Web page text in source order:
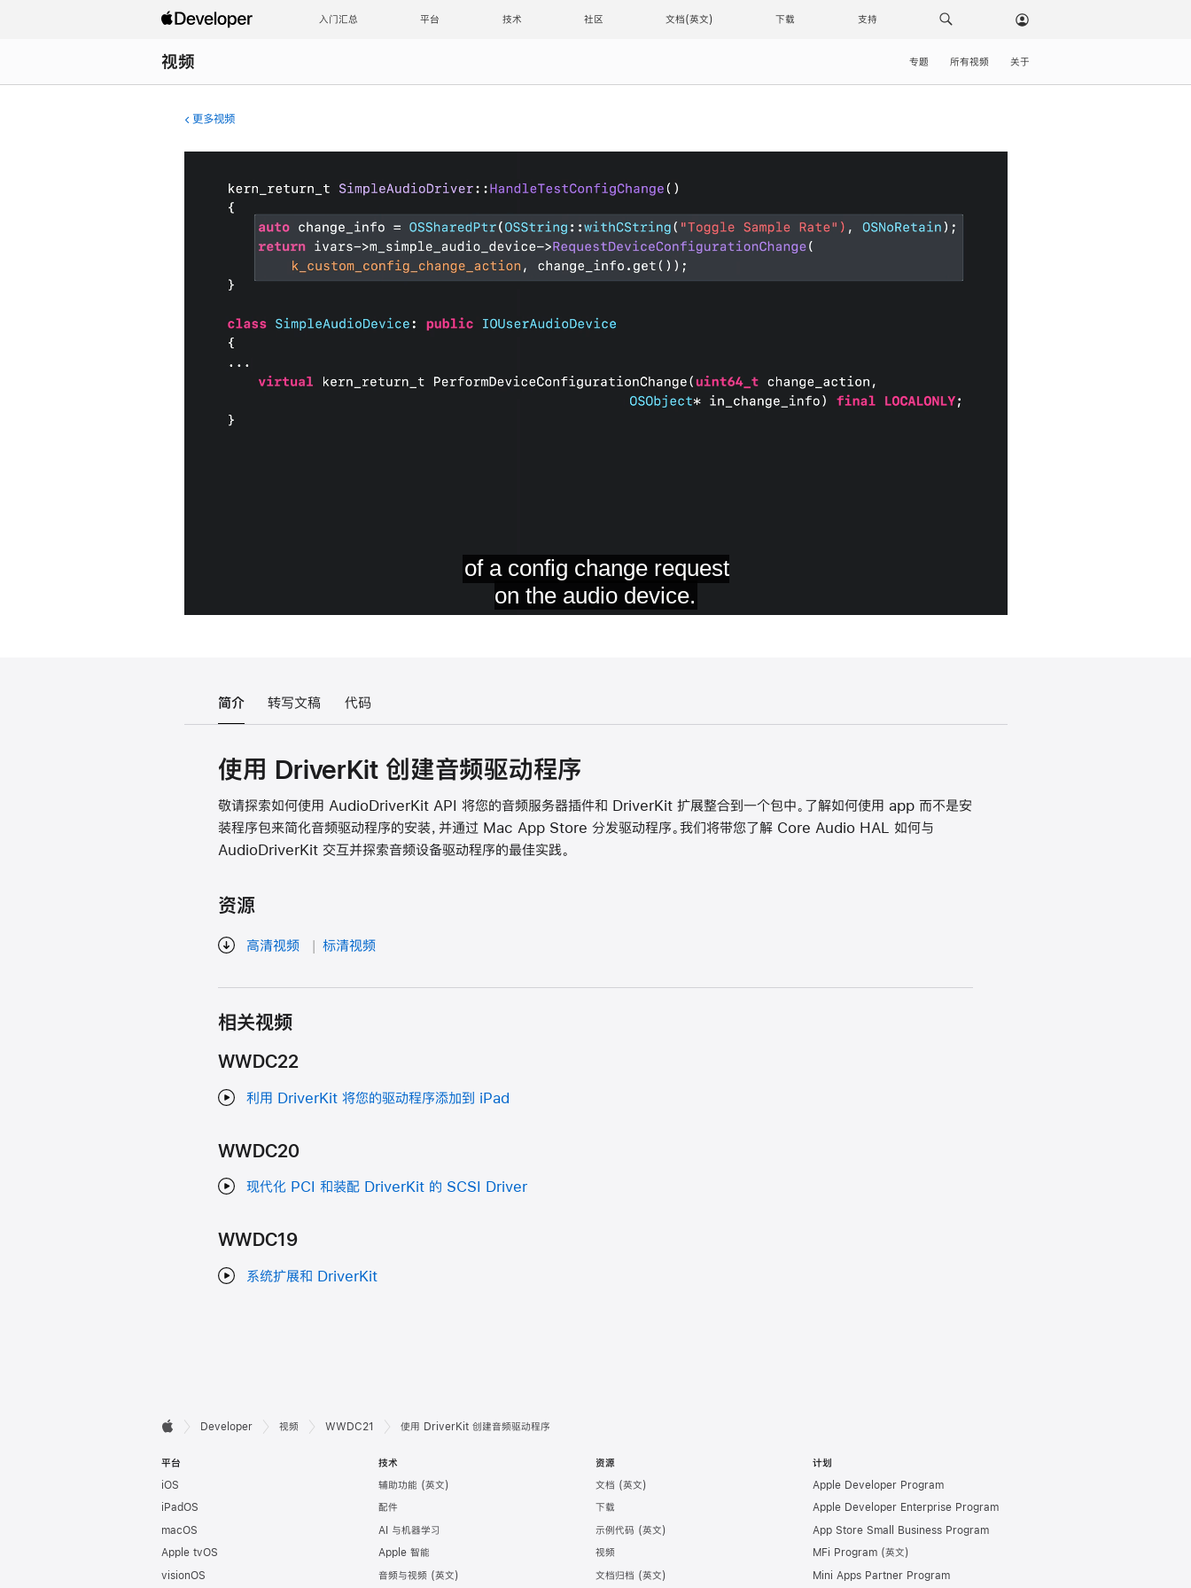
入门汇总 平台 技术 社区 文档 下载 支持
视频 专题 所有视频 关于
更多视频
简介 转写文稿 代码
使用 DriverKit 创建音频驱动程序
敬请探索如何使用 AudioDriverKit API 将您的音频服务器插件和 DriverKit 扩展整合到一个包中。了解如何使用 app 而不是安
装程序包来简化音频驱动程序的安装，并通过 Mac App Store 分发驱动程序。我们将带您了解 Core Audio HAL 如何与
AudioDriverKit 交互并探索音频设备驱动程序的最佳实践。
资源
高清视频 标清视频
相关视频
WWDC22
利用 DriverKit 将您的驱动程序添加到 iPad
WWDC20
现代化 PCI 和装配 DriverKit 的 SCSI Driver
WWDC19
系统扩展和 DriverKit
开
发
者
页
脚

Developer 视频 WWDC21 使用 DriverKit 创建音频驱动程序
平台
iOS
iPadOS
macOS
Apple tvOS
visionOS
技术
辅助功能
配件
AI 与机器学习
Apple 智能
音频与视频
资源
文档
下载
示例代码
视频
文档归档
计划
Apple Developer Program
Apple Developer Enterprise Program
App Store Small Business Program
MFi Program
Mini Apps Partner Program